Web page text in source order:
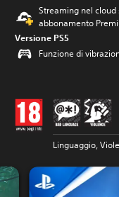
Streaming nel cloud
abbonamento
Versione PS5
Funzione di
Linguaggio,